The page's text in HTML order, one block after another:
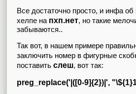
Все достаточно просто, и инфа об
хелпе на пхп.нет, но такие
забываются..
Так вот, в нашем примере
заключить номер в фигурные
поставить слеш, вот так:
preg_replace('|([0-9]{2})|',